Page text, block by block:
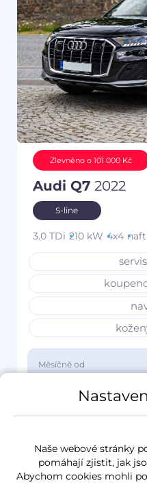
Zlevněno o 101 000 Kč
Audi Q7 2022
S-line
3.0 TDi 210 kW 4x4
Měsíčně od
3 417 Kč
Naše webové stránky
pomáhají zjistit, jak
Abychom cookies mohli